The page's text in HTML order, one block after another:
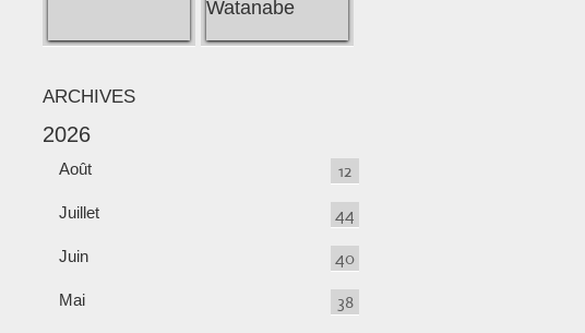
ARCHIVES
2026
Août 12
Juillet 44
Juin 40
Mai 38